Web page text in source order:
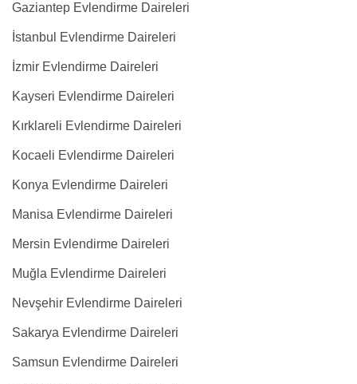
Gaziantep Evlendirme Daireleri
İstanbul Evlendirme Daireleri
İzmir Evlendirme Daireleri
Kayseri Evlendirme Daireleri
Kırklareli Evlendirme Daireleri
Kocaeli Evlendirme Daireleri
Konya Evlendirme Daireleri
Manisa Evlendirme Daireleri
Mersin Evlendirme Daireleri
Muğla Evlendirme Daireleri
Nevşehir Evlendirme Daireleri
Sakarya Evlendirme Daireleri
Samsun Evlendirme Daireleri